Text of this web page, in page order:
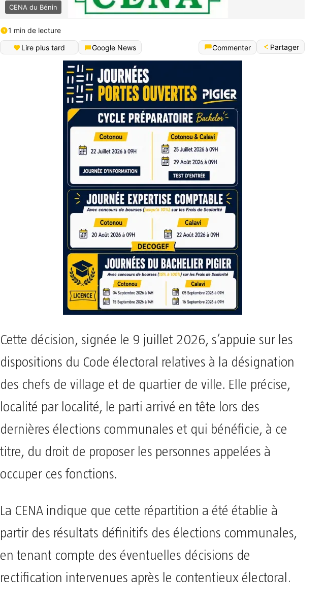
CENA du Bénin
1 min de lecture
Lire plus tard
Google News Commenter Partager
Cette décision, signée le 9 juillet 2026, s’appuie sur les
dispositions du Code électoral relatives à la désignation
des chefs de village et de quartier de ville. Elle précise,
localité par localité, le parti arrivé en tête lors des
dernières élections communales et qui bénéficie, à ce
titre, du droit de proposer les personnes appelées à
occuper ces fonctions.
La CENA indique que cette répartition a été établie à
partir des résultats définitifs des élections communales,
en tenant compte des éventuelles décisions de
rectification intervenues après le contentieux électoral.